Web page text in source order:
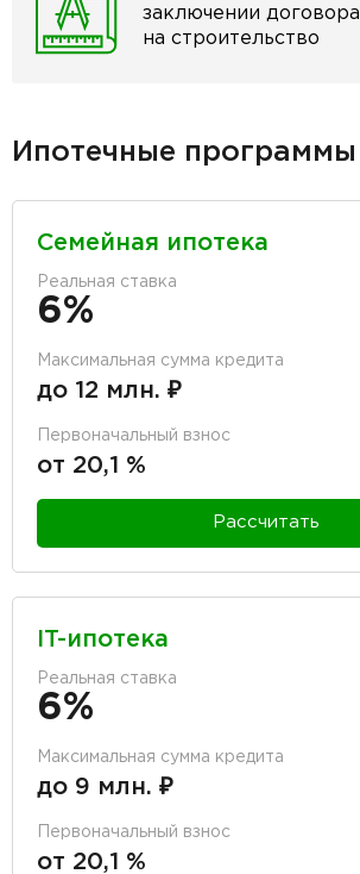
заключении договора
на строительство
Ипотечные программы
Семейная ипотека
Реальная ставка
6%
Максимальная сумма кредита
до 12 млн. ₽
Первоначальный взнос
от 20,1 %
Рассчитать
IT-ипотека
Реальная ставка
6%
Максимальная сумма кредита
до 9 млн. ₽
Первоначальный взнос
от 20,1 %